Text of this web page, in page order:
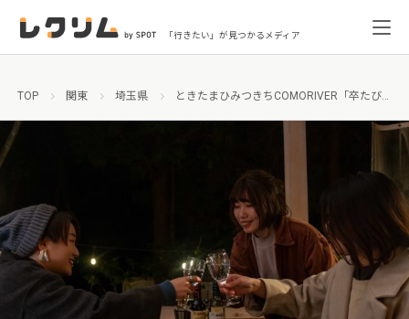
「行きたい」が見つかるメディア
TOP 関東 埼玉県 ときたまひみつきちCOMORIVER「卒たび2023」スタート！隠れ家的リゾート施設で学生最後の思い出を